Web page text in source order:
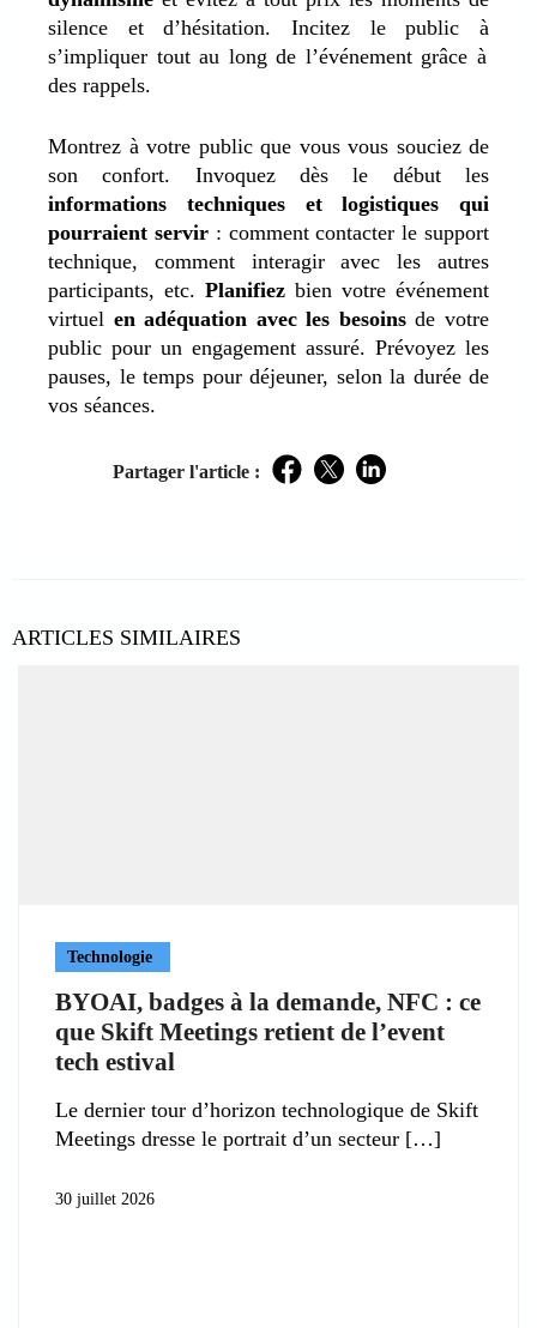
silence et d’hésitation. Incitez le public à
s’impliquer tout au long de l’événement grâce à
des rappels.
Montrez à votre public que vous vous souciez de
son confort. Invoquez dès le début les
informations techniques et logistiques qui
pourraient servir : comment contacter le support
technique, comment interagir avec les autres
participants, etc. Planifiez bien votre événement
virtuel en adéquation avec les besoinsde votre
public pour un engagement assuré. Prévoyez les
pauses, le temps pour déjeuner, selon la durée de
vos séances.
Partager l'article : Facebook
TwitterLinkedIn
ARTICLES SIMILAIRES
Technologie
BYOAI, badges à la demande, NFC : ce
que Skift Meetings retient de l’event
tech estival
Le dernier tour d’horizon technologique de Skift
Meetings dresse le portrait d’un secteur
30 juillet 2026